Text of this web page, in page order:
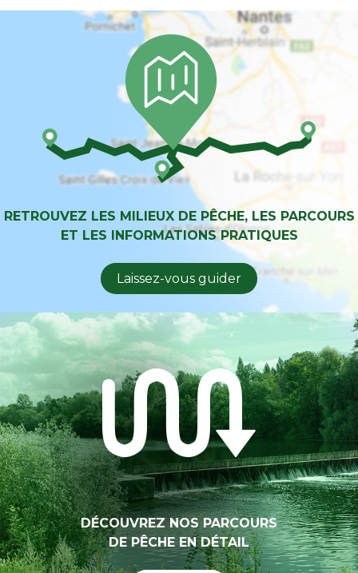
RETROUVEZ LES MILIEUX DE PÊCHE, LES PARCOURS
ET LES INFORMATIONS PRATIQUES
Laissez-vous guider
DÉCOUVREZ NOS PARCOURS
DE PÊCHE EN DÉTAIL